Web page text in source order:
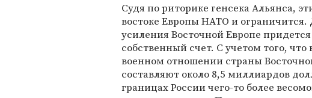
Судя по риторике генсека Альянса,
востоке Европы НАТО и
усиления Восточной Европе
собственный счет. С учетом того,
военном отношении страны
составляют около 8,5 миллиардов
границах России чего-то более